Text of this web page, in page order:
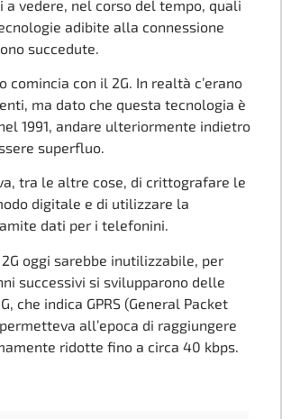
a vedere, nel corso del tempo, quali
adibite alla connessione
succedute.
comincia con il 2G. In realtà c’erano
ma dato che questa tecnologia è
1991, andare ulteriormente indietro
superfluo.
tra le altre cose, di crittografare le
digitale e di utilizzare la
dati per i telefonini.
oggi sarebbe inutilizzabile, per
successivi si svilupparono delle
che indica GPRS (General Packet
all’epoca di raggiungere
ridotte fino a circa 40 kbps.